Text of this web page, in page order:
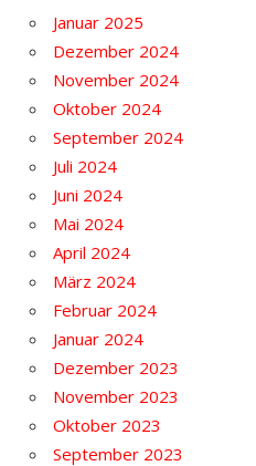
Januar 2025
Dezember 2024
November 2024
Oktober 2024
September 2024
Juli 2024
Juni 2024
Mai 2024
April 2024
März 2024
Februar 2024
Januar 2024
Dezember 2023
November 2023
Oktober 2023
September 2023